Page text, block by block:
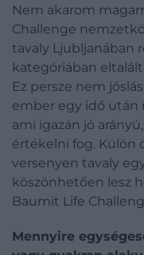
Nem akarom
Challenge
tavaly Ljubljanában
kategóriában
Ez persze nem
ember egy idő után
ami igazán jó
értékelni fog. Külön
versenyen tavaly
köszönhetően lesz
Baumit Life
Mennyire